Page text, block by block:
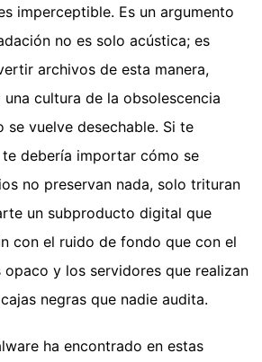
imperceptible. Es un argumento
no es solo acústica; es
archivos de esta manera,
cultura de la obsolescencia
se vuelve desechable. Si te
debería importar cómo se
no preservan nada, solo trituran
un subproducto digital que
con el ruido de fondo que con el
y los servidores que realizan
negras que nadie audita.
ha encontrado en estas